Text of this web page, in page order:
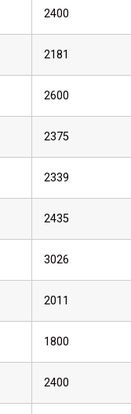
2400
2181
2600
2375
2339
2435
3026
2011
1800
2400